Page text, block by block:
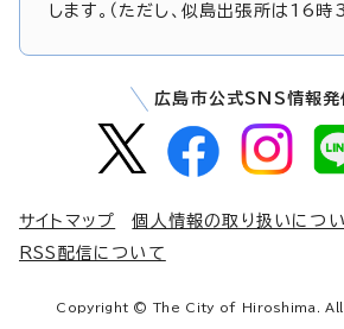
します。（ただし、似島出張所は16時
広島市公式SNS情報発
サイトマップ 個人情報の取り扱いにつ
RSS配信について
Copyright © The City of Hiroshima. All